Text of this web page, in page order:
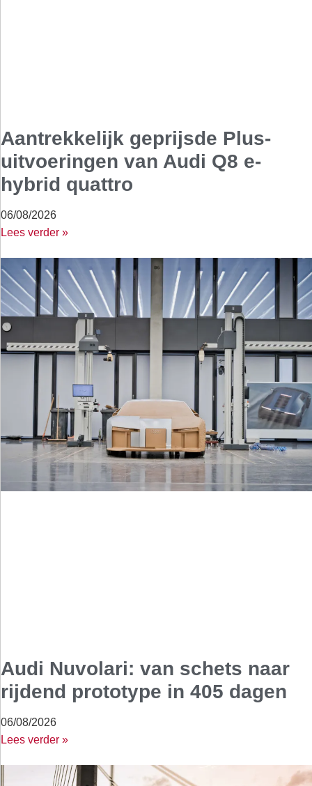
Aantrekkelijk geprijsde Plus-
uitvoeringen van Audi Q8 e-
hybrid quattro
06/08/2026
Lees verder »
Audi Nuvolari: van schets naar
rijdend prototype in 405 dagen
06/08/2026
Lees verder »